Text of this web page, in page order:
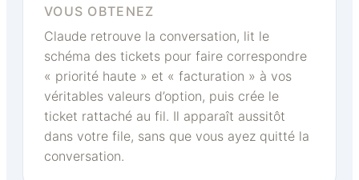
VOUS OBTENEZ
Claude retrouve la conversation, lit le
schéma des tickets pour faire correspondre
« priorité haute » et « facturation » à vos
véritables valeurs d’option, puis crée le
ticket rattaché au fil. Il apparaît aussitôt
dans votre file, sans que vous ayez quitté la
conversation.